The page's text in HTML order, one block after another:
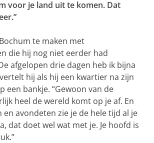
voor je land uit te komen. Dat
te maken met
die hij nog niet eerder had
afgelopen drie dagen heb ik bijna
hij als hij een kwartier na zijn
een bankje. “Gewoon van de
heel de wereld komt op je af. En
avondeten zie je de hele tijd al je
dat doet wel wat met je. Je hoofd is